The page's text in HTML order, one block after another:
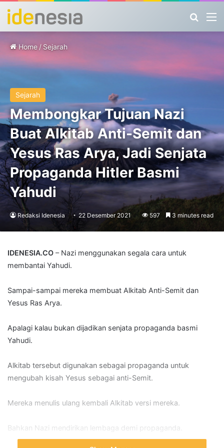
Home / Sejarah
Sejarah
Membongkar Tujuan Nazi
Buat Alkitab Anti-Semit dan
Yesus Ras Arya, Jadi Senjata
Propaganda Hitler Basmi
Yahudi
Redaksi Idenesia 22 Desember 2021 597 3 minutes read
IDENESIA.CO – Nazi menggunakan segala cara untuk
membantai Yahudi.
Sampai-sampai mereka membuat Alkitab Anti-Semit dan
Yesus Ras Arya.
Apalagi kalau bukan dijadikan senjata propaganda basmi
Yahudi.
Alkitab tersebut digunakan sebagai propaganda untuk
mengubah kisah Yesus sebagai anti-Semit.
Mereka menulis ulang kembali Alkitab versi mereka.
Bahkan Nazi mendirikan lembaga demi propaganda.